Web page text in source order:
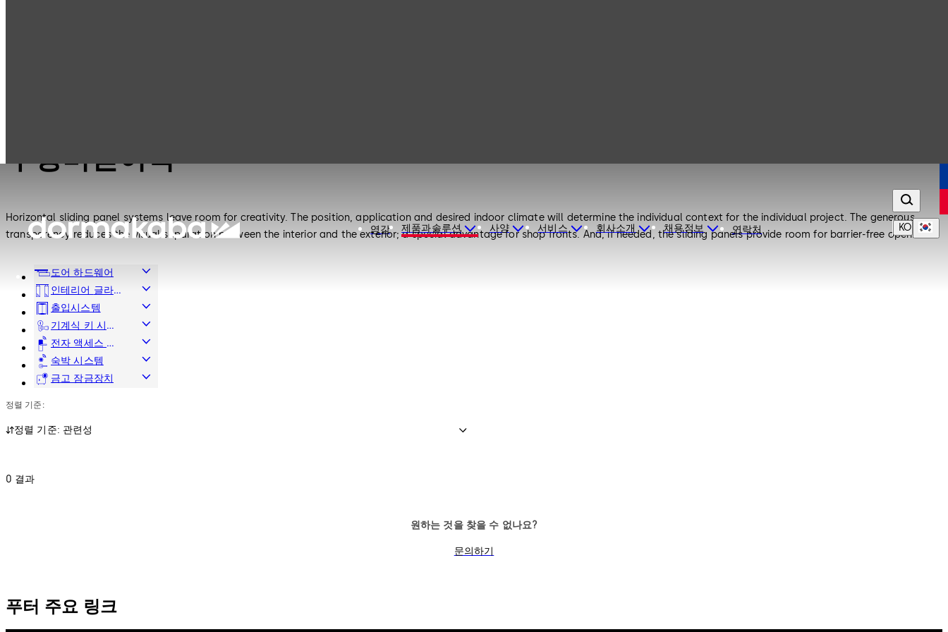
영감 제품과솔루션 사양 서비스 회사소개 채용정보 연락처 KO
수평미닫이벽
Horizontal sliding panel systems leave room for creativity. The position, application and desired indoor climate will determine the individual context for the individual project. The generous
transparency reduces the visual separation between the interior and the exterior; a special advantage for shop fronts. And, if needed, the sliding panels provide room for barrier-free openness.
도어 하드웨어
인테리어 글라
스 시스템
출입시스템
기계식 키 시스
템
전자 액세스 및
데이터
숙박 시스템
금고 잠금장치
정렬 기준:
정렬 기준: 관련성
0 결과
원하는 것을 찾을 수 없나요?
문의하기
푸터 주요 링크